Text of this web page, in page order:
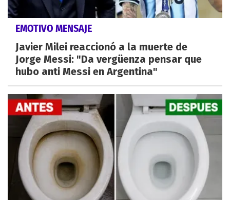
EMOTIVO MENSAJE
Javier Milei reaccionó a la muerte de
Jorge Messi: "Da vergüenza pensar que
hubo anti Messi en Argentina"